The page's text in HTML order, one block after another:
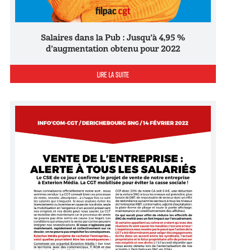
Salaires dans la Pub : Jusqu’à 4,95 %
d’augmentation obtenu pour 2022
LIRE LA SUITE